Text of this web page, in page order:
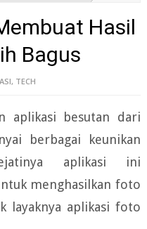
Hasil
Bagus
, TECH
aplikasi besutan dari
berbagai keunikan
aplikasi ini
menghasilkan foto
layaknya aplikasi foto